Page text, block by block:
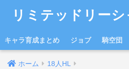
リミテッドリー
キャラ育成まとめ ジョブ 騎空団
ホーム 18人HL